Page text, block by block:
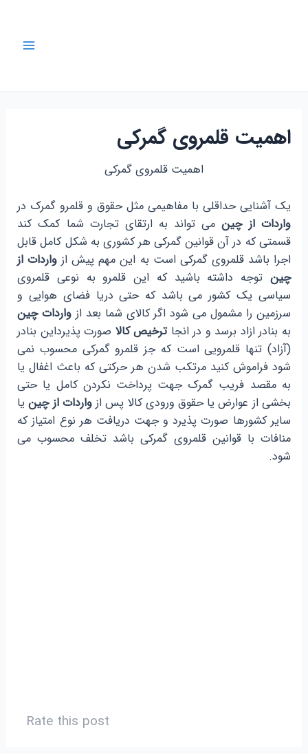
اهمیت قلمروی گمرکی
اهمیت قلمروی گمرکی
یک آشنایی حداقلی با مفاهیمی مثل حقوق و قلمرو گمرک در
واردات از چینمی تواند به ارتقای تجارت شما کمک کند
قسمتی که در آن قوانین گمرکی هر کشوری به شکل کامل قابل
اجرا باشد قلمروی گمرکی است به این مهم پیش از واردات از
چین توجه داشته باشید که این قلمرو به نوعی قلمروی
سیاسی یک کشور می باشد که حتی دریا فضای هوایی و
سرزمین را مشمول می شود اگر کالای شما بعد از واردات چین
به بنادر ازاد برسد و در انجاترخیص کالا صورت پذیرداین بنادر
(آزاد) تنها قلمرویی است که جز قلمرو گمرکی محسوب نمی
شود فراموش کنید مرتکب شدن هر حرکتی که باعث اغفال یا
به مقصد فریب گمرک جهت پرداخت نکردن کامل یا حتی
بخشی از عوارض یا حقوق ورودی کالا پس ازواردات از چینیا
سایر کشورها صورت پذیرد و جهت دریافت هر نوع امتیاز که
منافات با قوانین قلمروی گمرکی باشد تخلف محسوب می
شود.
Rate this post